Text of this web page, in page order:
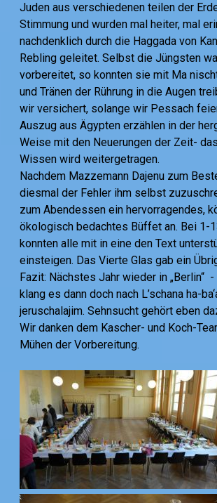
Juden aus verschiedenen teilen der
Stimmung und wurden mal heiter, mal
nachdenklich durch die Haggada von
Rebling geleitet. Selbst die Jüngsten
vorbereitet, so konnten sie mit Ma
und Tränen der Rührung in die Augen
wir versichert, solange wir Pessach
Auszug aus Ägypten erzählen in der
Weise mit den Neuerungen der Zeit-
Wissen wird weitergetragen.
Nachdem Mazzemann Dajenu zum
diesmal der Fehler ihm selbst
zum Abendessen ein hervorragendes,
ökologisch bedachtes Büffet an. Bei 1-
konnten alle mit in eine den Text
einsteigen. Das Vierte Glas gab ein
Fazit: Nächstes Jahr wieder in „Berlin“
klang es dann doch nach L’schana ha-
jeruschalajim. Sehnsucht gehört eben
Wir danken dem Kascher- und Koch-
Mühen der Vorbereitung.